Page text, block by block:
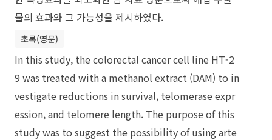
물의 효과와 그 가능성을 제시하였다.
초록(영문)
In this study, the colorectal cancer cell line HT-2
9 was treated with a methanol extract (DAM) to in
vestigate reductions in survival, telomerase expr
ession, and telomere length. The purpose of this
study was to suggest the possibility of using arte